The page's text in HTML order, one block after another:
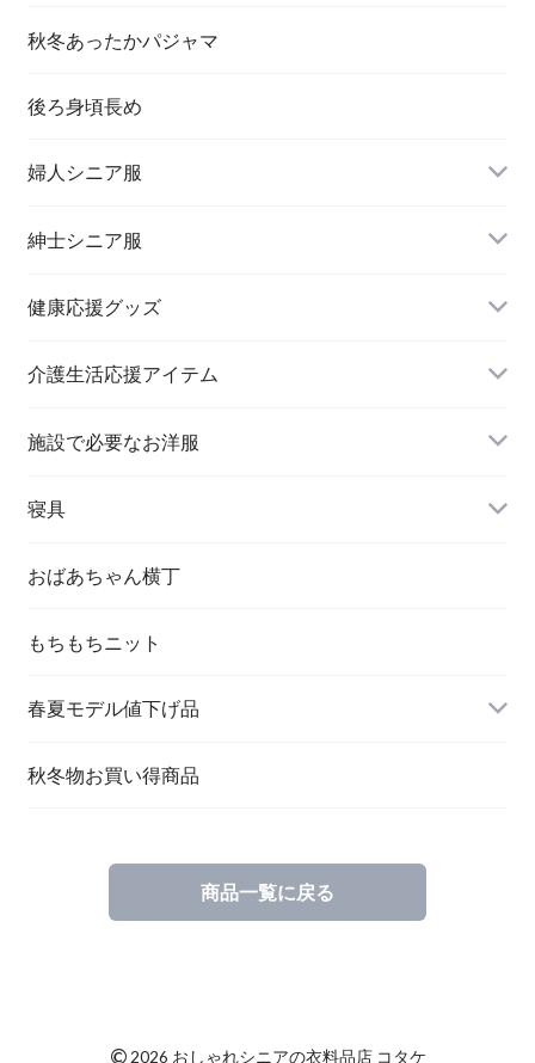
秋冬あったかパジャマ
後ろ身頃長め
婦人シニア服
トップス
紳士シニア服
スラックス
健康応援グッズ
介護生活応援アイテム
施設で必要なお洋服
婦人 トップス
寝具
おばあちゃん横丁
もちもちニット
春夏モデル値下げ品
秋冬物お買い得商品
商品一覧に戻る
©2026 おしゃれシニアの衣料品店 コタケ